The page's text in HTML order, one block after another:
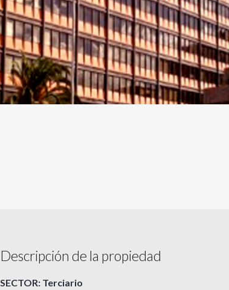
Descripción de la propiedad
SECTOR: Terciario